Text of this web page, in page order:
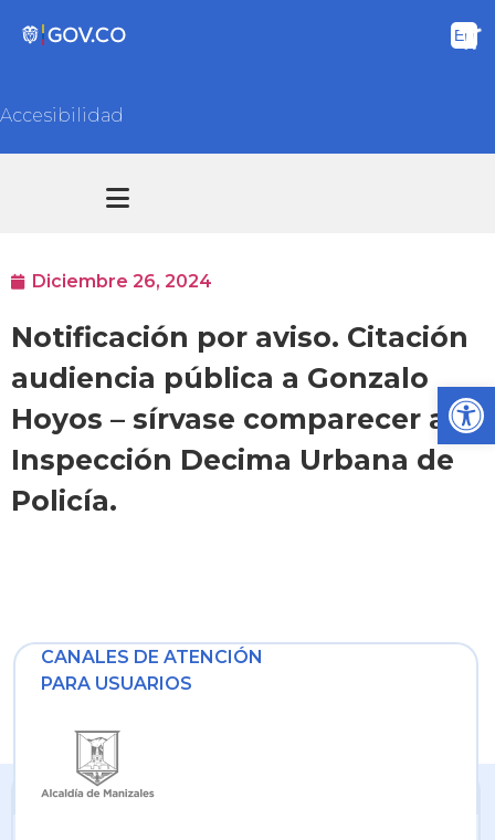
Accesibilidad
Diciembre 26, 2024
Notificación por aviso. Citación
audiencia pública a Gonzalo
Hoyos – sírvase comparecer a la
Inspección Decima Urbana de
Policía.
CANALES DE ATENCIÓN
PARA USUARIOS